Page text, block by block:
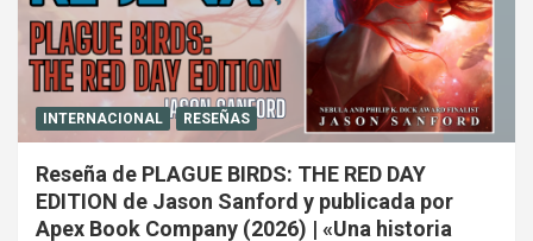
INTERNACIONAL RESEÑAS
Reseña de PLAGUE BIRDS: THE RED DAY
EDITION de Jason Sanford y publicada por
Apex Book Company (2026) | «Una historia